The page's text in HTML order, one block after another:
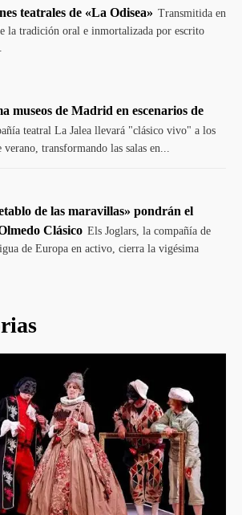
teatrales de «La Odisea» Transmitida en
la tradición oral e inmortalizada por escrito
museos de Madrid en escenarios de
teatral La Jalea llevará "clásico vivo" a los
transformando las salas en...
de las maravillas» pondrán el
Clásico Els Joglars, la compañía de
de Europa en activo, cierra la vigésima